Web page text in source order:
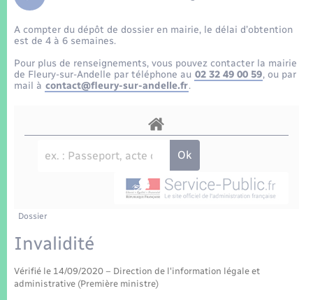
Etat-civil - Papiers - Citoyenneté
Mariage – PACS
Parrainage civil
Logement - Urbanisme
Nouvel habitant
Organisation d’événement
Sécurité - Prévention
Transports scolaires
Travaux - Autorisation d’occupation de l’espace
public
Compétences
Plan interactif
La Communauté de communes
A compter du dépôt de dossier en mairie, le délai d’obtention
est de 4 à 6 semaines.
Pour plus de renseignements, vous pouvez contacter la mairie
de Fleury-sur-Andelle par téléphone au 02 32 49 00 59, ou par
mail à contact@fleury-sur-andelle.fr.
Dossier
Invalidité
Vérifié le 14/09/2020 – Direction de l'information légale et
administrative (Première ministre)